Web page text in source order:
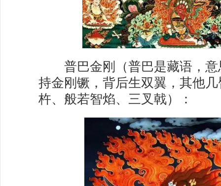
普巴金刚（普巴是藏语，意
持金刚镢，背后生双翼，其他
杵、般若智焰、三叉戟）：